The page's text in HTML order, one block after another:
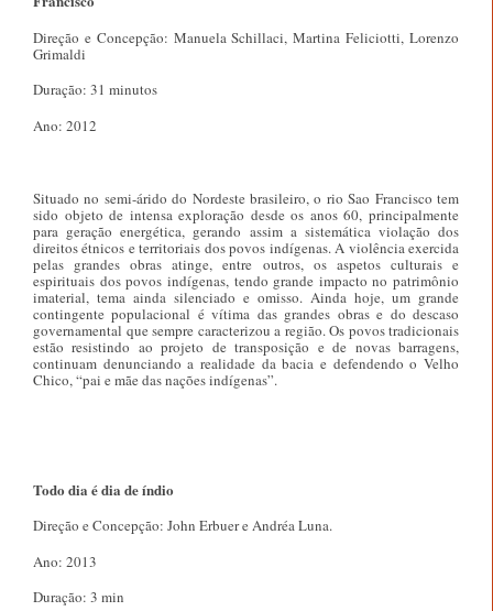
Direção e Concepção: Manuela Schillaci, Martina Feliciotti, Lorenzo
Grimaldi
Duração: 31 minutos
Ano: 2012
Situado no semi-árido do Nordeste brasileiro, o rio Sao Francisco tem
sido objeto de intensa exploração desde os anos 60, principalmente
para geração energética, gerando assim a sistemática violação dos
direitos étnicos e territoriais dos povos indígenas. A violência exercida
pelas grandes obras atinge, entre outros, os aspetos culturais e
espirituais dos povos indígenas, tendo grande impacto no patrimônio
imaterial, tema ainda silenciado e omisso. Ainda hoje, um grande
contingente populacional é vítima das grandes obras e do descaso
governamental que sempre caracterizou a região. Os povos tradicionais
estão resistindo ao projeto de transposição e de novas barragens,
continuam denunciando a realidade da bacia e defendendo o Velho
Chico, “pai e mãe das nações indígenas”.
Todo dia é dia de índio
Direção e Concepção: John Erbuer e Andréa Luna.
Ano: 2013
Duração: 3 min